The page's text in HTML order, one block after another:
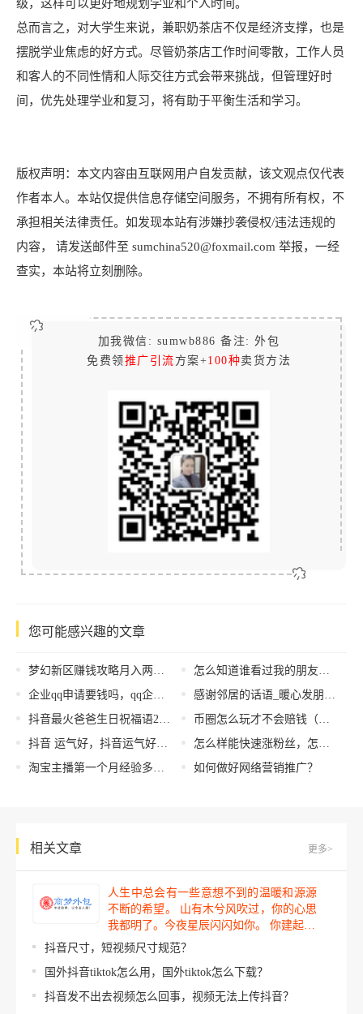
级，这样可以更好地规划学业和个人时间。
总而言之，对大学生来说，兼职奶茶店不仅是经济支撑，也是
摆脱学业焦虑的好方式。尽管奶茶店工作时间零散，工作人员
和客人的不同性情和人际交往方式会带来挑战，但管理好时
间，优先处理学业和复习，将有助于平衡生活和学习。
版权声明：本文内容由互联网用户自发贡献，该文观点仅代表
作者本人。本站仅提供信息存储空间服务，不拥有所有权，不
承担相关法律责任。如发现本站有涉嫌抄袭侵权/违法违规的
内容， 请发送邮件至 sumchina520@foxmail.com 举报，一经
查实，本站将立刻删除。
加我微信: sumwb886 备注: 外包
免费领 推广引流 方案+100种卖货方法
您可能感兴趣的文章
梦幻新区赚钱攻略月入两万，梦幻新区赚钱攻略月入1万？
企业qq申请要钱吗，qq企业号申请要钱嘛
抖音最火爸爸生日祝福语2022，抖音最火爸爸生日祝福语？
抖音 运气好，抖音运气好的昵称？
淘宝主播第一个月经验多吗（淘宝主播第一个月经验怎么算）
怎么知道谁看过我的朋友圈，怎么知道谁看过我的朋友圈没点赞？
感谢邻居的话语_暖心发朋友圈图片，感谢邻居的话语_暖心发朋友圈图片文字？
币圈怎么玩才不会赔钱（币圈怎么玩稳赚）
怎么样能快速涨粉丝，怎么才能快速涨粉丝？
如何做好网络营销推广？
相关文章 更多>
人生中总会有一些意想不到的温暖和源源
不断的希望。 山有木兮风吹过，你的心思
我都明了。今夜星辰闪闪如你。 你建起…
抖音尺寸，短视频尺寸规范？
国外抖音tiktok怎么用，国外tiktok怎么下载？
抖音发不出去视频怎么回事，视频无法上传抖音？